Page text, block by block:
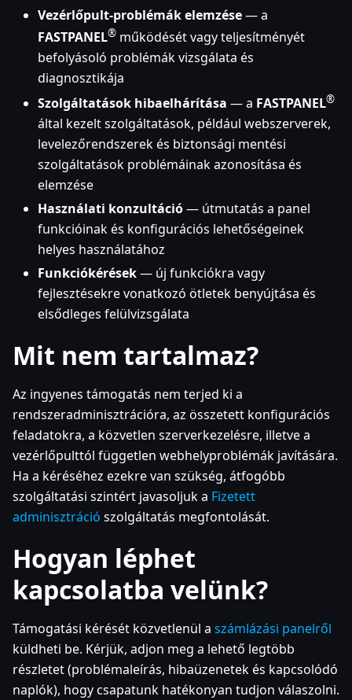
Vezérlőpult-problémák elemzése— a
FASTPANEL® működését vagy teljesítményét
befolyásoló problémák vizsgálata és
diagnosztikája
Szolgáltatások hibaelhárítása — a FASTPANEL®
által kezelt szolgáltatások, például webszerverek,
levelezőrendszerek és biztonsági mentési
szolgáltatások problémáinak azonosítása és
elemzése
Használati konzultáció— útmutatás a panel
funkcióinak és konfigurációs lehetőségeinek
helyes használatához
Funkciókérések— új funkciókra vagy
fejlesztésekre vonatkozó ötletek benyújtása és
elsődleges felülvizsgálata
Mit nem tartalmaz?
Az ingyenes támogatás nem terjed ki a
rendszeradminisztrációra, az összetett konfigurációs
feladatokra, a közvetlen szerverkezelésre, illetve a
vezérlőpulttól független webhelyproblémák javítására.
Ha a kéréséhez ezekre van szükség, átfogóbb
szolgáltatási szintért javasoljuk a Fizetett
adminisztráció szolgáltatás megfontolását.
Hogyan léphet
kapcsolatba velünk?
Támogatási kérését közvetlenül a számlázási panelről
küldheti be. Kérjük, adjon meg a lehető legtöbb
részletet (problémaleírás, hibaüzenetek és kapcsolódó
naplók), hogy csapatunk hatékonyan tudjon válaszolni.